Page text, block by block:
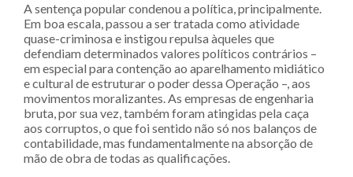
A sentença popular condenou a política, principalmente.
Em boa escala, passou a ser tratada como atividade
quase-criminosa e instigou repulsa àqueles que
defendiam determinados valores políticos contrários –
em especial para contenção ao aparelhamento midiático
e cultural de estruturar o poder dessa Operação –, aos
movimentos moralizantes. As empresas de engenharia
bruta, por sua vez, também foram atingidas pela caça
aos corruptos, o que foi sentido não só nos balanços de
contabilidade, mas fundamentalmente na absorção de
mão de obra de todas as qualificações.